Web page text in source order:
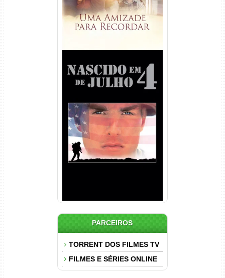
Nascido em 4 de Julho
Torrent (1989) WEB-DL 1080p
Dual Áudio
PARCEIROS
TORRENT DOS FILMES TV
FILMES E SÉRIES ONLINE